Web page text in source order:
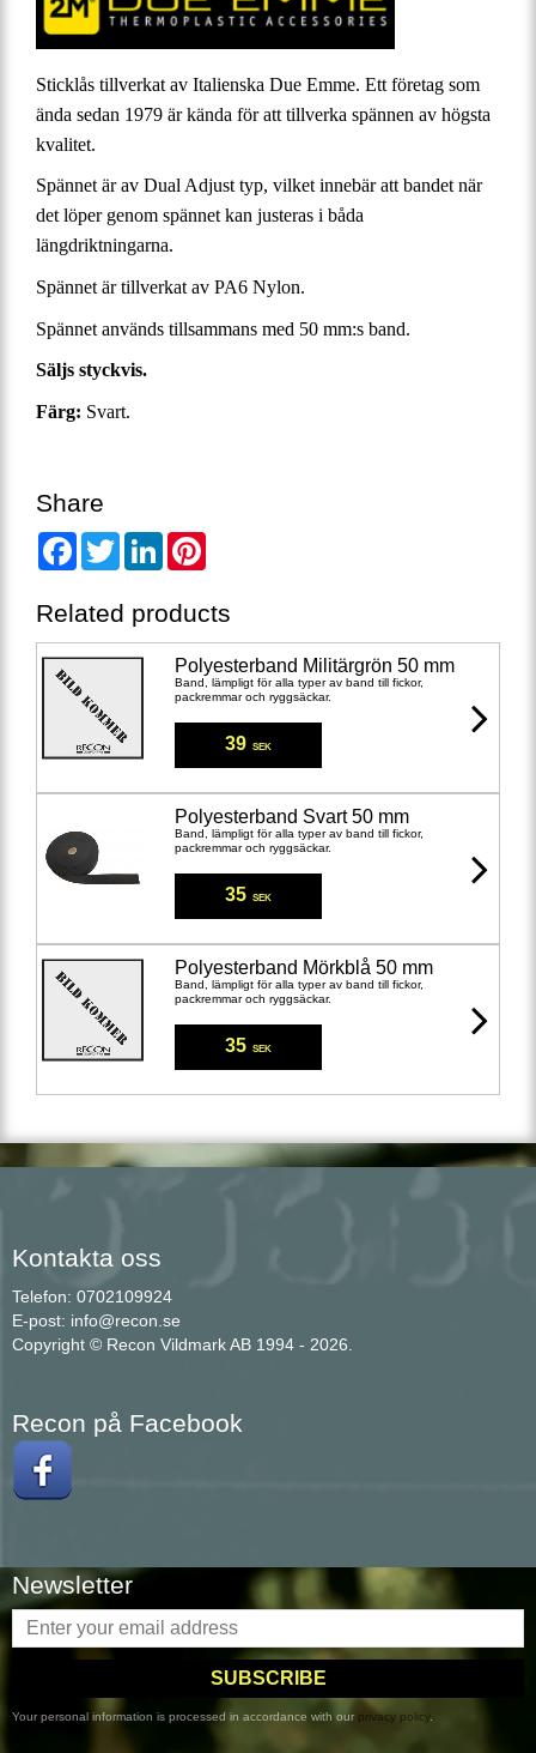
Sticklås tillverkat av Italienska Due Emme. Ett företag som
ända sedan 1979 är kända för att tillverka spännen av högsta
kvalitet.
Spännet är av Dual Adjust typ, vilket innebär att bandet när
det löper genom spännet kan justeras i båda
längdriktningarna.
Spännet är tillverkat av PA6 Nylon.
Spännet används tillsammans med 50 mm:s band.
Säljs styckvis.
Färg: Svart.
Share
FacebookTwitterLinkedIn
Related products
Polyesterband Militärgrön 50 mm
Band, lämpligt för alla typer av band till fickor,
packremmar och ryggsäckar.
39 SEK
Polyesterband Svart 50 mm
Band, lämpligt för alla typer av band till fickor,
packremmar och ryggsäckar.
35 SEK
Polyesterband Mörkblå 50 mm
Band, lämpligt för alla typer av band till fickor,
packremmar och ryggsäckar.
35 SEK
Kontakta oss
Telefon: 0702109924
E-post: info@recon.se
Copyright © Recon Vildmark AB 1994 - 2026.
Recon på Facebook
Newsletter
SUBSCRIBE
Your personal information is processed in accordance with our privacy policy.